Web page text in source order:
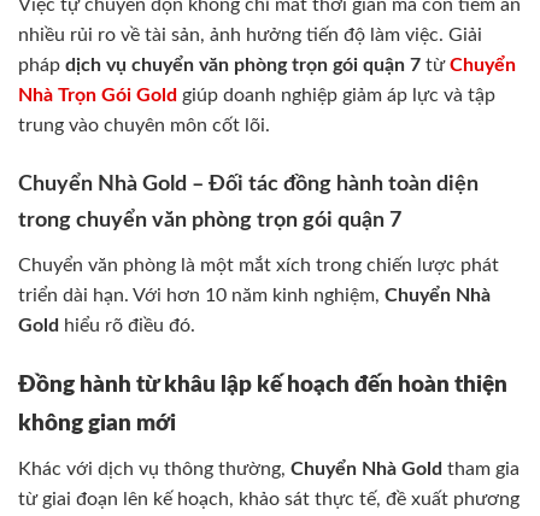
Việc tự chuyển dọn không chỉ mất thời gian mà còn tiềm ẩn
nhiều rủi ro về tài sản, ảnh hưởng tiến độ làm việc. Giải
pháp dịch vụ chuyển văn phòng trọn gói quận 7 từChuyển
Nhà Trọn Gói Gold giúp doanh nghiệp giảm áp lực và tập
trung vào chuyên môn cốt lõi.
Chuyển Nhà Gold – Đối tác đồng hành toàn diện
trong chuyển văn phòng trọn gói quận 7
Chuyển văn phòng là một mắt xích trong chiến lược phát
triển dài hạn. Với hơn 10 năm kinh nghiệm, Chuyển Nhà
Gold hiểu rõ điều đó.
Đồng hành từ khâu lập kế hoạch đến hoàn thiện
không gian mới
Khác với dịch vụ thông thường, Chuyển Nhà Gold tham gia
từ giai đoạn lên kế hoạch, khảo sát thực tế, đề xuất phương